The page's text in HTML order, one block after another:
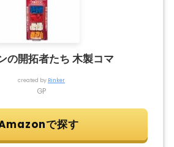
の開拓者たち 木製コマ
created by Rinker
GP